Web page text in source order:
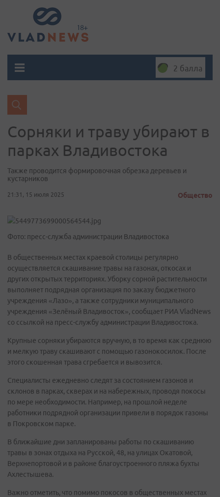
2 балла
Сорняки и траву убирают в
парках Владивостока
Также проводится формировочная обрезка деревьев и
кустарников
21:31, 15 июля 2025 Общество
Фото: пресс-служба администрации Владивостока
В общественных местах краевой столицы регулярно
осуществляется скашивание травы на газонах, откосах и
других открытых территориях. Уборку сорной растительности
выполняет подрядная организация по заказу бюджетного
учреждения «Лазо», а также сотрудники муниципального
учреждения «Зелёный Владивосток», сообщает РИА VladNews
со ссылкой на пресс-службу администрации Владивостока.
Крупные сорняки убираются вручную, в то время как среднюю
и мелкую траву скашивают с помощью газонокосилок. После
этого скошенная трава сгребается и вывозится.
Специалисты ежедневно следят за состоянием газонов и
склонов в парках, скверах и на набережных, проводя покосы
по мере необходимости. Например, на прошлой неделе
работники подрядной организации привели в порядок газоны
в Покровском парке.
В ближайшие дни запланированы работы по скашиванию
травы в зонах отдыха на Русской, 48, на улицах Окатовой,
Верхнепортовой и в районе благоустроенного пляжа бухты
Ахлестышева.
Важно отметить, что помимо покосов в общественных местах